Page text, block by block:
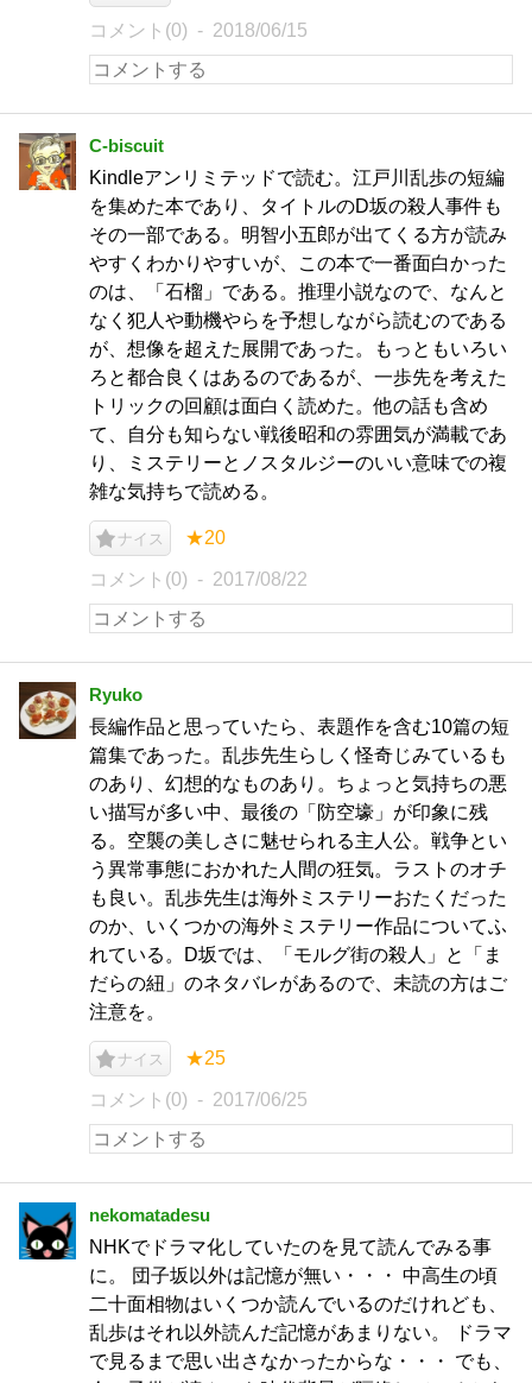
コメント(0) 2018/06/15
C-biscuit
Kindleアンリミテッドで読む。江戸川乱歩の短編
を集めた本であり、タイトルのD坂の殺人事件も
その一部である。明智小五郎が出てくる方が読み
やすくわかりやすいが、この本で一番面白かった
のは、「石榴」である。推理小説なので、なんと
なく犯人や動機やらを予想しながら読むのである
が、想像を超えた展開であった。もっともいろい
ろと都合良くはあるのであるが、一歩先を考えた
トリックの回顧は面白く読めた。他の話も含め
て、自分も知らない戦後昭和の雰囲気が満載であ
り、ミステリーとノスタルジーのいい意味での複
雑な気持ちで読める。
ナイス ★20
コメント(0) 2017/08/22
Ryuko
長編作品と思っていたら、表題作を含む10篇の短
篇集であった。乱歩先生らしく怪奇じみているも
のあり、幻想的なものあり。ちょっと気持ちの悪
い描写が多い中、最後の「防空壕」が印象に残
る。空襲の美しさに魅せられる主人公。戦争とい
う異常事態におかれた人間の狂気。ラストのオチ
も良い。乱歩先生は海外ミステリーおたくだった
のか、いくつかの海外ミステリー作品についてふ
れている。D坂では、「モルグ街の殺人」と「ま
だらの紐」のネタバレがあるので、未読の方はご
注意を。
ナイス ★25
コメント(0) 2017/06/25
nekomatadesu
NHKでドラマ化していたのを見て読んでみる事
に。 団子坂以外は記憶が無い・・・ 中高生の頃
二十面相物はいくつか読んでいるのだけれども、
乱歩はそれ以外読んだ記憶があまりない。 ドラマ
で見るまで思い出さなかったからな・・・ でも、